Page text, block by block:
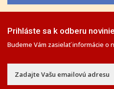
Prihláste sa k odberu
Budeme Vám zasielať informácie o